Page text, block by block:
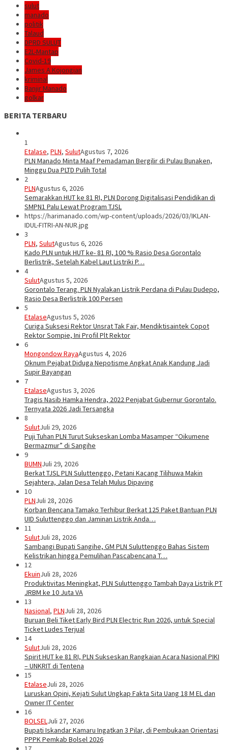
sulut
manado
politik
Talaud
DPRD SULUT
E2L-Mantap
Covid-19
James A Kojongian
kriminal
Banjir Manado
golkar
BERITA TERBARU
1
Etalase, PLN, SulutAgustus 7, 2026
PLN Manado Minta Maaf Pemadaman Bergilir di Pulau Bunaken,
Minggu Dua PLTD Pulih Total
2
PLNAgustus 6, 2026
Semarakkan HUT ke 81 RI, PLN Dorong Digitalisasi Pendidikan di
SMPN1 Palu Lewat Program TJSL
https://harimanado.com/wp-content/uploads/2026/03/IKLAN-
IDUL-FITRI-AN-NUR.jpg
3
PLN, SulutAgustus 6, 2026
Kado PLN untuk HUT ke- 81 RI, 100 % Rasio Desa Gorontalo
Berlistrik, Setelah Kabel Laut Listriki P…
4
SulutAgustus 5, 2026
Gorontalo Terang. PLN Nyalakan Listrik Perdana di Pulau Dudepo,
Rasio Desa Berlistrik 100 Persen
5
EtalaseAgustus 5, 2026
Curiga Suksesi Rektor Unsrat Tak Fair, Mendiktisaintek Copot
Rektor Sompie, Ini Profil Plt Rektor
6
Mongondow RayaAgustus 4, 2026
Oknum Pejabat Diduga Nepotisme Angkat Anak Kandung Jadi
Supir Bayangan
7
EtalaseAgustus 3, 2026
Tragis Nasib Hamka Hendra, 2022 Penjabat Gubernur Gorontalo.
Ternyata 2026 Jadi Tersangka
8
SulutJuli 29, 2026
Puji Tuhan PLN Turut Sukseskan Lomba Masamper “Oikumene
Bermazmur” di Sangihe
9
BUMNJuli 29, 2026
Berkat TJSL PLN Suluttenggo, Petani Kacang Tilihuwa Makin
Sejahtera, Jalan Desa Telah Mulus Dipaving
10
PLNJuli 28, 2026
Korban Bencana Tamako Terhibur Berkat 125 Paket Bantuan PLN
UID Suluttenggo dan Jaminan Listrik Anda…
11
SulutJuli 28, 2026
Sambangi Bupati Sangihe, GM PLN Suluttenggo Bahas Sistem
Kelistrikan hingga Pemulihan Pascabencana T…
12
EkuinJuli 28, 2026
Produktivitas Meningkat, PLN Suluttenggo Tambah Daya Listrik PT
JRBM ke 10 Juta VA
13
Nasional, PLNJuli 28, 2026
Buruan Beli Tiket Early Bird PLN Electric Run 2026, untuk Special
Ticket Ludes Terjual
14
SulutJuli 28, 2026
Spirit HUT ke 81 RI, PLN Sukseskan Rangkaian Acara Nasional PIKI
– UNKRIT di Tentena
15
EtalaseJuli 28, 2026
Luruskan Opini, Kejati Sulut Ungkap Fakta Sita Uang 18 M EL dan
Owner IT Center
16
BOLSELJuli 27, 2026
Bupati Iskandar Kamaru Ingatkan 3 Pilar, di Pembukaan Orientasi
PPPK Pemkab Bolsel 2026